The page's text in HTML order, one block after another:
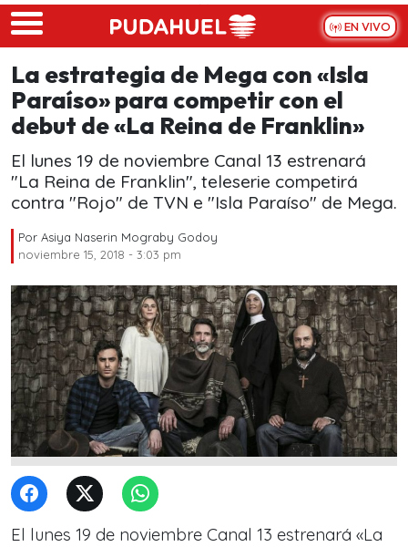
Skip to main content
EN VIVO
La estrategia de Mega con «Isla
Paraíso» para competir con el
debut de «La Reina de Franklin»
El lunes 19 de noviembre Canal 13 estrenará
"La Reina de Franklin", teleserie competirá
contra "Rojo" de TVN e "Isla Paraíso" de Mega.
Por Asiya Naserin Mograby Godoy
noviembre 15, 2018 - 3:03 pm
El lunes 19 de noviembre Canal 13 estrenará «La